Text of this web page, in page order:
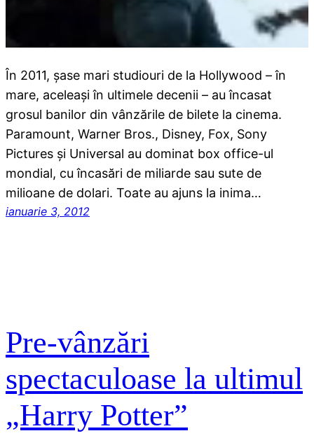
În 2011, şase mari studiouri de la Hollywood – în
mare, aceleaşi în ultimele decenii – au încasat
grosul banilor din vânzările de bilete la cinema.
Paramount, Warner Bros., Disney, Fox, Sony
Pictures şi Universal au dominat box office-ul
mondial, cu încasări de miliarde sau sute de
milioane de dolari. Toate au ajuns la inima…
ianuarie 3, 2012
Pre-vânzări
spectaculoase la ultimul
„Harry Potter”